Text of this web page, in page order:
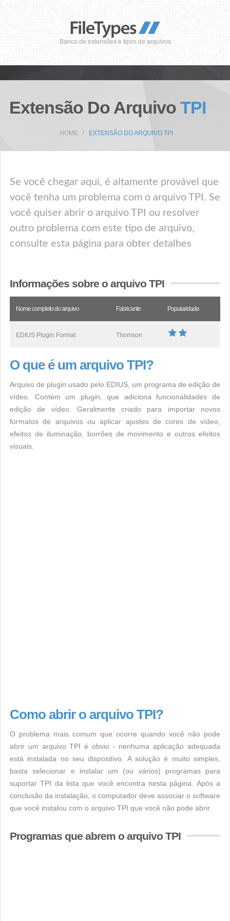
Banco de extensões e tipos de arquivos
Extensão Do Arquivo TPI
HOME EXTENSÃO DO ARQUIVO TPI
Se você chegar aqui, é altamente provável que
você tenha um problema com o arquivo TPI. Se
você quiser abrir o arquivo TPI ou resolver
outro problema com este tipo de arquivo,
consulte esta página para obter detalhes
Informações sobre o arquivo TPI
Nome completo do arquivo Fabricante Popularidade
EDIUS Plugin Format Thomson
O que é um arquivo TPI?
Arquivo de plugin usado pelo EDIUS, um programa de edição de
vídeo. Contém um plugin, que adiciona funcionalidades de
edição de vídeo. Geralmente criado para importar novos
formatos de arquivos ou aplicar ajustes de cores de vídeo,
efeitos de iluminação, borrões de movimento e outros efeitos
visuais.
Como abrir o arquivo TPI?
O problema mais comum que ocorre quando você não pode
abrir um arquivo TPI é obvio - nenhuma aplicação adequada
está instalada no seu dispositivo. A solução é muito simples,
basta selecionar e instalar um (ou vários) programas para
suportar TPI da lista que você encontra nesta página. Após a
conclusão da instalação, o computador deve associar o software
que você instalou com o arquivo TPI que você não pode abrir.
Programas que abrem o arquivo TPI